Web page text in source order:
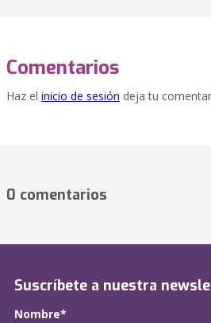
Comentarios
Haz el inicio de sesión deja tu
0 comentarios
Suscríbete a nuestra
Nombre*